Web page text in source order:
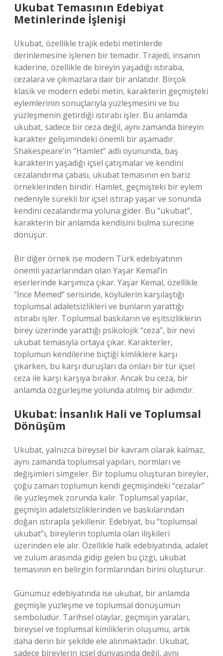
Ukubat Temasının Edebiyat
Metinlerinde İşlenişi
Ukubat, özellikle trajik edebi metinlerde
derinlemesine işlenen bir temadır. Trajedi, insanın
kaderine, özellikle de bireyin yaşadığı ıstıraba,
cezalara ve çıkmazlara dair bir anlatıdır. Birçok
klasik ve modern edebi metin, karakterin geçmişteki
eylemlerinin sonuçlarıyla yüzleşmesini ve bu
yüzleşmenin getirdiği ıstırabı işler. Bu anlamda
ukubat, sadece bir ceza değil, aynı zamanda bireyin
karakter gelişimindeki önemli bir aşamadır.
Shakespeare’in “Hamlet” adlı oyununda, baş
karakterin yaşadığı içsel çatışmalar ve kendini
cezalandırma çabası, ukubat temasının en bariz
örneklerinden biridir. Hamlet, geçmişteki bir eylem
nedeniyle sürekli bir içsel ıstırap yaşar ve sonunda
kendini cezalandırma yoluna gider. Bu “ukubat”,
karakterin bir anlamda kendisini bulma sürecine
dönüşür.
Bir diğer örnek ise modern Türk edebiyatının
önemli yazarlarından olan Yaşar Kemal’in
eserlerinde karşımıza çıkar. Yaşar Kemal, özellikle
“İnce Memed” serisinde, köylülerin karşılaştığı
toplumsal adaletsizlikleri ve bunların yarattığı
ıstırabı işler. Toplumsal baskıların ve eşitsizliklerin
birey üzerinde yarattığı psikolojik “ceza”, bir nevi
ukubat temasıyla ortaya çıkar. Karakterler,
toplumun kendilerine biçtiği kimliklere karşı
çıkarken, bu karşı duruşları da onları bir tür içsel
ceza ile karşı karşıya bırakır. Ancak bu ceza, bir
anlamda özgürleşme yolunda atılmış bir adımdır.
Ukubat: İnsanlık Hali ve Toplumsal
Dönüşüm
Ukubat, yalnızca bireysel bir kavram olarak kalmaz,
aynı zamanda toplumsal yapıları, normları ve
değişimleri simgeler. Bir toplumu oluşturan bireyler,
çoğu zaman toplumun kendi geçmişindeki “cezalar”
ile yüzleşmek zorunda kalır. Toplumsal yapılar,
geçmişin adaletsizliklerinden ve baskılarından
doğan ıstırapla şekillenir. Edebiyat, bu “toplumsal
ukubat”ı, bireylerin toplumla olan ilişkileri
üzerinden ele alır. Özellikle halk edebiyatında, adalet
ve zulüm arasında gidip gelen bu çizgi, ukubat
temasının en belirgin formlarından birini oluşturur.
Günümüz edebiyatında ise ukubat, bir anlamda
geçmişle yüzleşme ve toplumsal dönüşümün
sembolüdür. Tarihsel olaylar, geçmişin yaraları,
bireysel ve toplumsal kimliklerin oluşumu, artık
daha derin bir şekilde ele alınmaktadır. Ukubat,
sadece bireylerin içsel dünyasında değil, aynı